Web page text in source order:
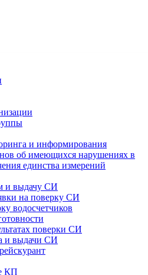
и информирования
об имеющихся нарушениях в
единства измерений
и выдачу СИ
на поверку СИ
водосчетчиков
поверки СИ
и выдачи СИ
КП